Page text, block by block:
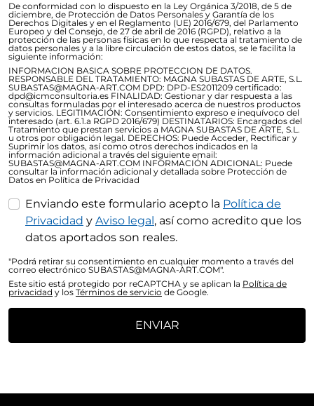
De conformidad con lo dispuesto en la Ley Orgánica 3/2018, de 5 de
diciembre, de Protección de Datos Personales y Garantía de los
Derechos Digitales y en el Reglamento (UE) 2016/679, del Parlamento
Europeo y del Consejo, de 27 de abril de 2016 (RGPD), relativo a la
protección de las personas físicas en lo que respecta al tratamiento de
datos personales y a la libre circulación de estos datos, se le facilita la
siguiente información:
INFORMACION BASICA SOBRE PROTECCION DE DATOS.
RESPONSABLE DEL TRATAMIENTO: MAGNA SUBASTAS DE ARTE, S.L.
SUBASTAS@MAGNA-ART.COM DPD: DPD-ES2011209 certificado:
dpd@icmconsultoria.es FINALIDAD: Gestionar y dar respuesta a las
consultas formuladas por el interesado acerca de nuestros productos
y servicios. LEGITIMACIÓN: Consentimiento expreso e inequívoco del
interesado (art. 6.1.a RGPD 2016/679) DESTINATARIOS: Encargados del
Tratamiento que prestan servicios a MAGNA SUBASTAS DE ARTE, S.L.
u otros por obligación legal. DERECHOS: Puede Acceder, Rectificar y
Suprimir los datos, así como otros derechos indicados en la
información adicional a través del siguiente email:
SUBASTAS@MAGNA-ART.COM INFORMACIÓN ADICIONAL: Puede
consultar la información adicional y detallada sobre Protección de
Datos en Política de Privacidad
Enviando este formulario acepto la Política de
Privacidad y Aviso legal , así como acredito que los
datos aportados son reales.
"Podrá retirar su consentimiento en cualquier momento a través del
correo electrónico SUBASTAS@MAGNA-ART.COM".
Este sitio está protegido por reCAPTCHA y se aplican la Política de
privacidad y los Términos de servicio de Google.
ENVIAR